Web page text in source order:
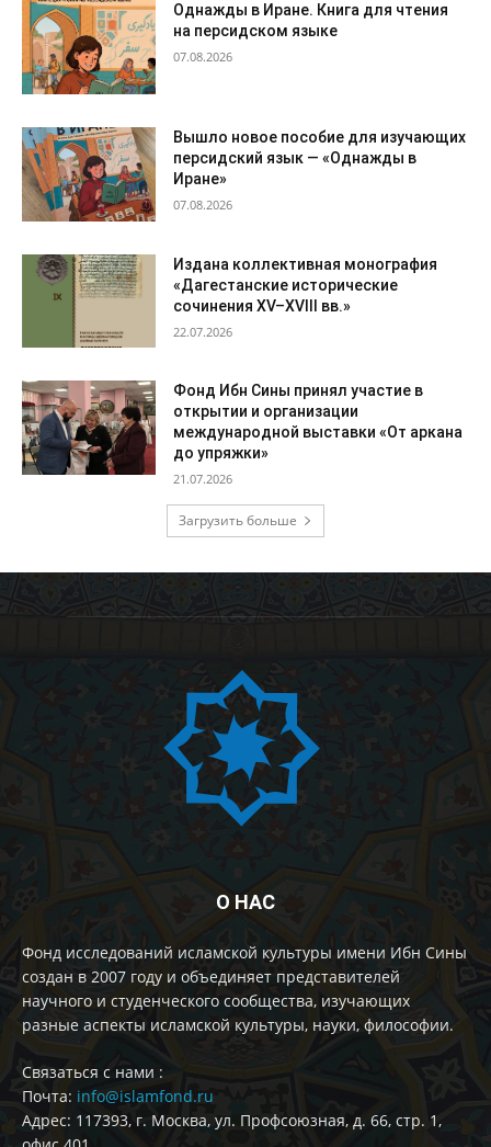
Однажды в Иране. Книга для чтения
на персидском языке
07.08.2026
Вышло новое пособие для изучающих
персидский язык — «Однажды в
Иране»
07.08.2026
Издана коллективная монография
«Дагестанские исторические
сочинения XV–XVIII вв.»
22.07.2026
Фонд Ибн Сины принял участие в
открытии и организации
международной выставки «От аркана
до упряжки»
21.07.2026
Загрузить больше
О НАС
Фонд исследований исламской культуры имени Ибн Сины
создан в 2007 году и объединяет представителей
научного и студенческого сообщества, изучающих
разные аспекты исламской культуры, науки, философии.
Cвязаться с нами :
Почта: info@islamfond.ru
Адрес: 117393, г. Москва, ул. Профсоюзная, д. 66, стр. 1,